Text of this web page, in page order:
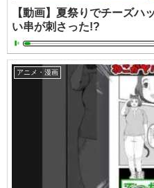
【動画】夏祭りでチーズハ
い串が刺さった!?
アニメ・漫画